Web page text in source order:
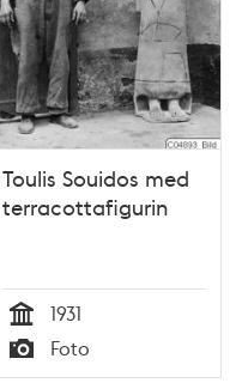
Toulis Souidos med
terracottafigurin
Tid
1931
Typ
Foto